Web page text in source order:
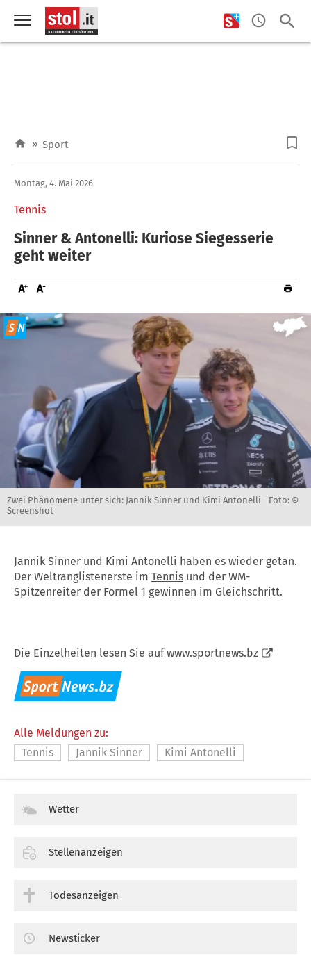
» Sport
Tennis
Montag, 4. Mai 2026
Sinner & Antonelli: Kuriose Siegesserie
geht weiter
Zwei Phänomene unter sich: Jannik Sinner und Kimi Antonelli - Foto: ©
Screenshot
Jannik Sinner und Kimi Antonelli haben es wieder getan.
Der Weltranglistenerste im Tennis und der WM-
Spitzenreiter der Formel 1 gewinnen im Gleichschritt.
Die Einzelheiten lesen Sie aufwww.sportnews.bz
Alle Meldungen zu:
Tennis
Jannik Sinner Kimi Antonelli
Wetter
Stellenanzeigen
Todesanzeigen
Newsticker